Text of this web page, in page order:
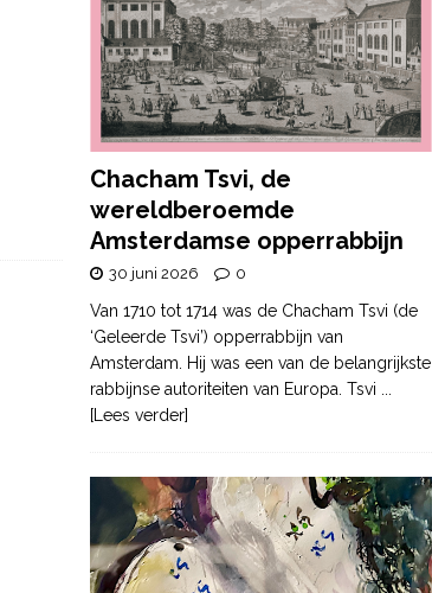
Chacham Tsvi, de
wereldberoemde
Amsterdamse opperrabbijn
30 juni 2026 0
Van 1710 tot 1714 was de Chacham Tsvi (de
‘Geleerde Tsvi’) opperrabbijn van
Amsterdam. Hij was een van de belangrijkste
rabbijnse autoriteiten van Europa. Tsvi
[Lees verder]